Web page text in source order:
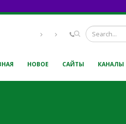
НОВОЕ САЙТЫ КАНАЛЫ